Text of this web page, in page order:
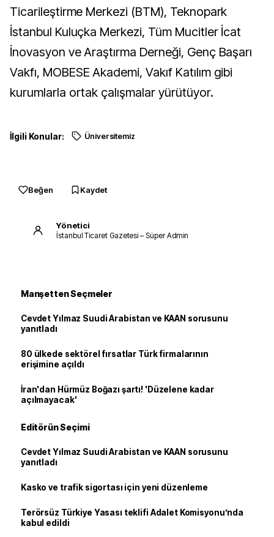
Ticarileştirme Merkezi (BTM), Teknopark
İstanbul Kuluçka Merkezi, Tüm Mucitler İcat
İnovasyon ve Araştırma Derneği, Genç Başarı
Vakfı, MOBESE Akademi, Vakıf Katılım gibi
kurumlarla ortak çalışmalar yürütüyor.
İlgili Konular: Üniversitemiz
Beğen Kaydet
Yönetici
İstanbul Ticaret Gazetesi – Süper Admin
Manşetten Seçmeler
Cevdet Yılmaz Suudi Arabistan ve KAAN sorusunu
yanıtladı
80 ülkede sektörel fırsatlar Türk firmalarının
erişimine açıldı
İran'dan Hürmüz Boğazı şartı! 'Düzelene kadar
açılmayacak'
Editörün Seçimi
Cevdet Yılmaz Suudi Arabistan ve KAAN sorusunu
yanıtladı
Kasko ve trafik sigortası için yeni düzenleme
Terörsüz Türkiye Yasası teklifi Adalet Komisyonu’nda
kabul edildi